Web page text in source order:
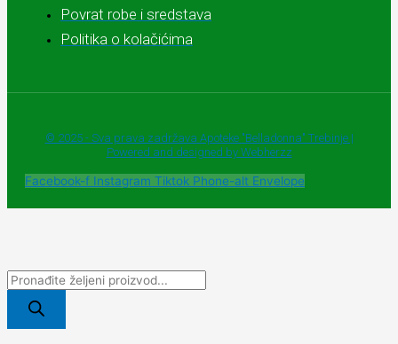
Povrat robe i sredstava
Politika o kolačićima
© 2025 - Sva prava zadržava Apoteke "Belladonna" Trebinje |
Powered and designed by Webherzz
Facebook-f Instagram Tiktok Phone-alt Envelope